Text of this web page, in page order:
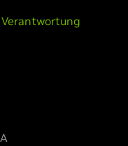
Verantwortung